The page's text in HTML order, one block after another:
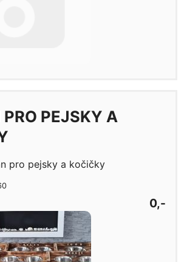
PEJSKY A
pro pejsky a kočičky
0,-